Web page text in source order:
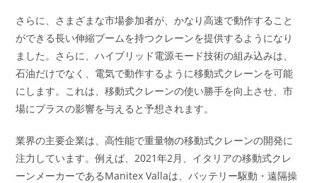
さらに、さまざまな市場参加者が、かなり高速で動作すること
ができる長い伸縮ブームを持つクレーンを提供するようになり
ました。さらに、ハイブリッド電源モード技術の組み込みは、
石油だけでなく、電気で動作するように移動式クレーンを可能
にします。これは、移動式クレーンの使い勝手を向上させ、市
場にプラスの影響を与えると予想されます。
業界の主要企業は、高性能で重量物の移動式クレーンの開発に
注力しています。例えば、2021年2月、イタリアの移動式クレ
ーンメーカーであるManitex Vallaは、バッテリー駆動・遠隔操